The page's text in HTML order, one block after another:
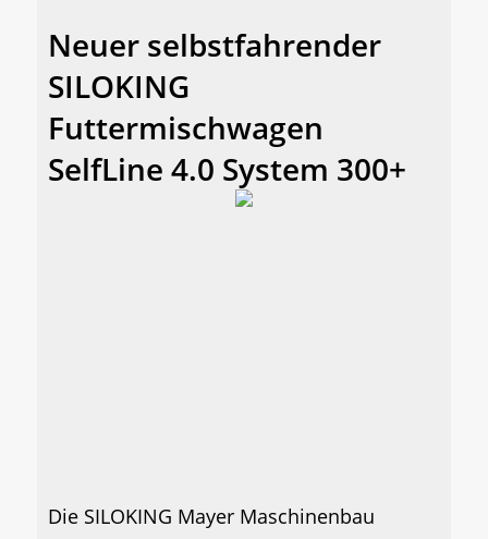
Neuer selbstfahrender
SILOKING
Futtermischwagen
SelfLine 4.0 System 300+
Die SILOKING Mayer Maschinenbau